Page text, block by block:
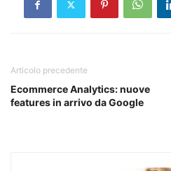
Articolo precedente
Ecommerce Analytics: nuove
features in arrivo da Google